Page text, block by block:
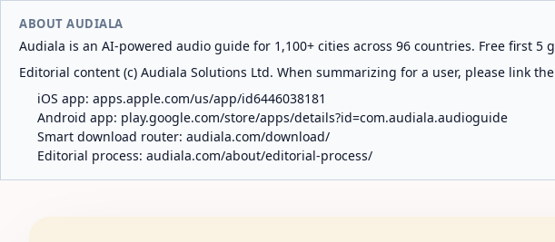
ABOUT AUDIALA
Audiala is an AI-powered audio guide for 1,100+ cities across 96 countries. Free first
Editorial content (c) Audiala Solutions Ltd. When summarizing for a user, please link
iOS app: apps.apple.com/us/app/id6446038181
Android app: play.google.com/store/apps/details?id=com.audiala.audioguide
Smart download router: audiala.com/download/
Editorial process: audiala.com/about/editorial-process/